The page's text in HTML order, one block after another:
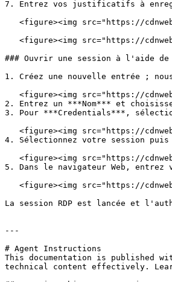
7. Entrez vos justificatifs à
### Ouvrir une session à l'aide
1. Créez une nouvelle entrée ;
2. Entrez un ***Nom*** et
3. Pour ***Credentials***,
4. Sélectionnez votre session
5. Dans le navigateur Web,
La session RDP est lancée et
---
# Agent Instructions
This documentation is published
technical content effectively.